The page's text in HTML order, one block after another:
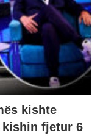
kishte
kishin fjetur 6